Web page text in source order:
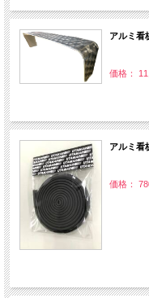
アルミ看
価格：
アルミ看
価格：